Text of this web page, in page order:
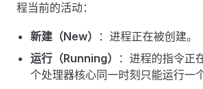
程当前的活动：
新建（New）
：进程正在被创建。
运行（Running）
：进程的指令正
个处理器核心同一时刻只能运行一